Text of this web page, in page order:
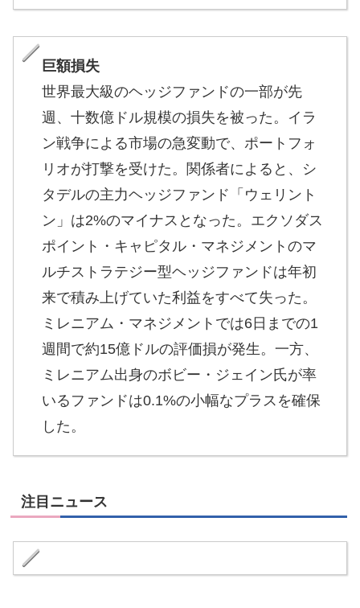
巨額損失
世界最大級のヘッジファンドの一部が先
週、十数億ドル規模の損失を被った。イラ
ン戦争による市場の急変動で、ポートフォ
リオが打撃を受けた。関係者によると、シ
タデルの主力ヘッジファンド「ウェリント
ン」は2%のマイナスとなった。エクソダス
ポイント・キャピタル・マネジメントのマ
ルチストラテジー型ヘッジファンドは年初
来で積み上げていた利益をすべて失った。
ミレニアム・マネジメントでは6日までの1
週間で約15億ドルの評価損が発生。一方、
ミレニアム出身のボビー・ジェイン氏が率
いるファンドは0.1%の小幅なプラスを確保
した。
注目ニュース